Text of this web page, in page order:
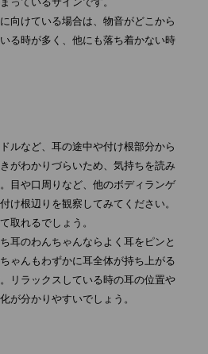
向けている場合は、物音がどこから
る時が多く、他にも落ち着かない時
ルなど、耳の途中や付け根部分から
がわかりづらいため、気持ちを読み
目や口周りなど、他のボディランゲ
け根辺りを観察してみてください。
取れるでしょう。
耳のわんちゃんならよく耳をピンと
ゃんもわずかに耳全体が持ち上がる
リラックスしている時の耳の位置や
が分かりやすいでしょう。